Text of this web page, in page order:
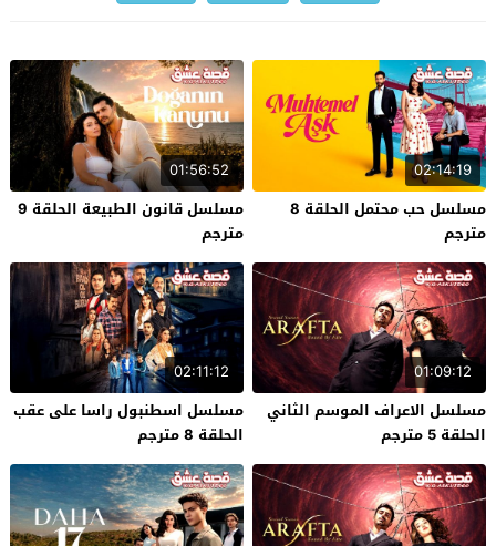
02:14:19
مسلسل حب محتمل الحلقة 8
مترجم
01:56:52
مسلسل قانون الطبيعة الحلقة 9
مترجم
01:09:12
مسلسل الاعراف الموسم الثاني
الحلقة 5 مترجم
02:11:12
مسلسل اسطنبول راسا على عقب
الحلقة 8 مترجم